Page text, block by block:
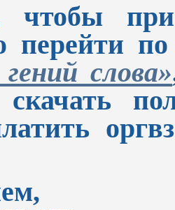
чтобы
перейти
слова»
скачать